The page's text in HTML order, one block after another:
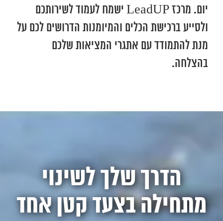
יום. מרכז LeadUP ישמח לעמוד לשירותכם
ולסייע ברכישת הכלים והמיומנות הדרושים לכם על
מנת להתמודד עם אתגרי המציאות שלכם
בהצלחה.
הדרך שלך לשינוי
מתחילה בצעד קטן אחד